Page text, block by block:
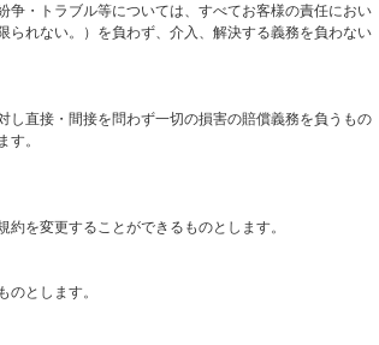
・トラブル等については、すべてお客様の責任におい
れない。）を負わず、介入、解決する義務を負わない
し直接・間接を問わず一切の損害の賠償義務を負うもの
す。
を変更することができるものとします。
とします。